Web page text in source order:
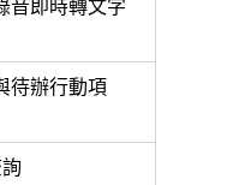
音即時轉文字
待辦行動項